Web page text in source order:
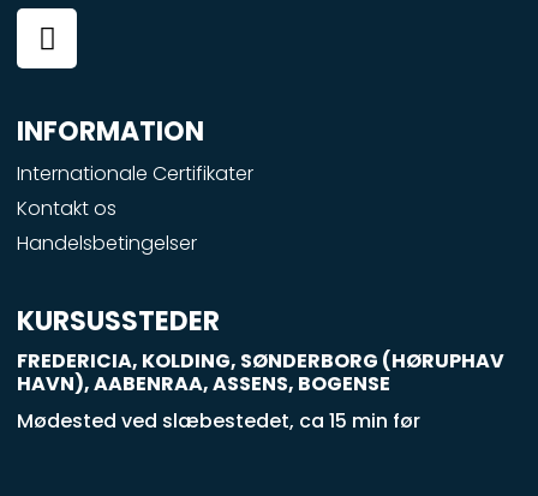
F
a
c
e
b
o
o
k
-
q
u
a
r
INFORMATION
Internationale Certifikater
Kontakt os
Handelsbetingelser
KURSUSSTEDER
FREDERICIA, KOLDING, SØNDERBORG (HØRUPHAV
HAVN), AABENRAA, ASSENS, BOGENSE
Mødested ved slæbestedet, ca 15 min før